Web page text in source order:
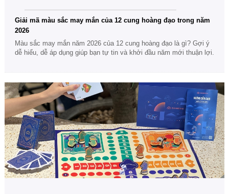
Giải mã màu sắc may mắn của 12 cung hoàng đạo trong năm
2026
Màu sắc may mắn năm 2026 của 12 cung hoàng đạo là gì? Gợi ý
dễ hiểu, dễ áp dụng giúp bạn tự tin và khởi đầu năm mới thuận lợi.